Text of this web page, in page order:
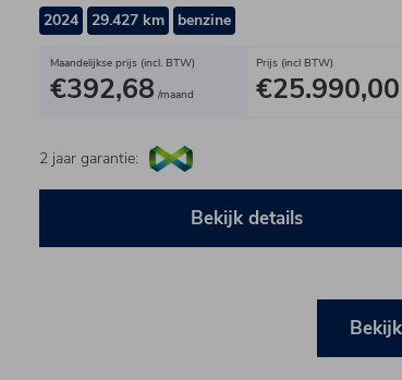
2024
29.427 km benzine
Maandelijkse prijs (incl. BTW)
€392,68 /maand
Prijs (incl BTW)
€25.990,00
2 jaar garantie:
Bekijk details